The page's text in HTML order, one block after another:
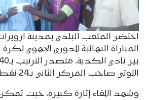
احتضن الملعب البلدي بمدينة
المباراة النهائية للدوري الجهوي
اللوتي صاحب المركز الثاني بـ24 نقطة.
وشهد اللقاء إثارة كبيرة، حيث تمكن